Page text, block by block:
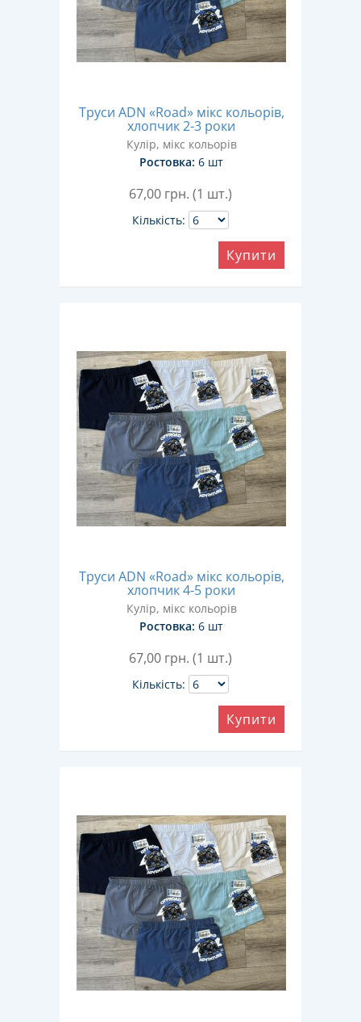
Труси ADN «Road» мікс кольорів,
хлопчик 2-3 роки
Кулір, мікс кольорів
Ростовка: 6 шт
67,00 грн. (1 шт.)
Кількість:
Купити
Труси ADN «Road» мікс кольорів,
хлопчик 4-5 роки
Кулір, мікс кольорів
Ростовка: 6 шт
67,00 грн. (1 шт.)
Кількість:
Купити